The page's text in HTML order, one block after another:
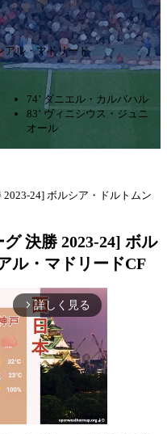
アル・マドリード
74’ ダニエル・カルバハル
83’ ヴィニシウス・ジュニ
オール
24] ボルシア・ドルトムン
決勝 2023-24] ボル
ル・マドリードCF
arrow_forward_ios 詳しく見る